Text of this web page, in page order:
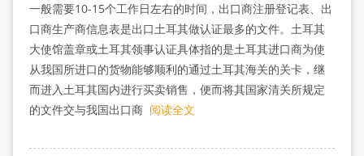
一般需要10-15个工作日左右的时间，出口商注册登记表、出
口商生产商信息表是出口土耳其做认证最多的文件。土耳其
大使馆盖章或土耳其领事认证具体指的是土耳其进口商为使
从我国所进口的货物能够顺利的通过土耳其海关的关卡，继
而进入土耳其国内进行买卖销售，便而将其国家清关所规定
的文件交与我国出口商 阅读全文